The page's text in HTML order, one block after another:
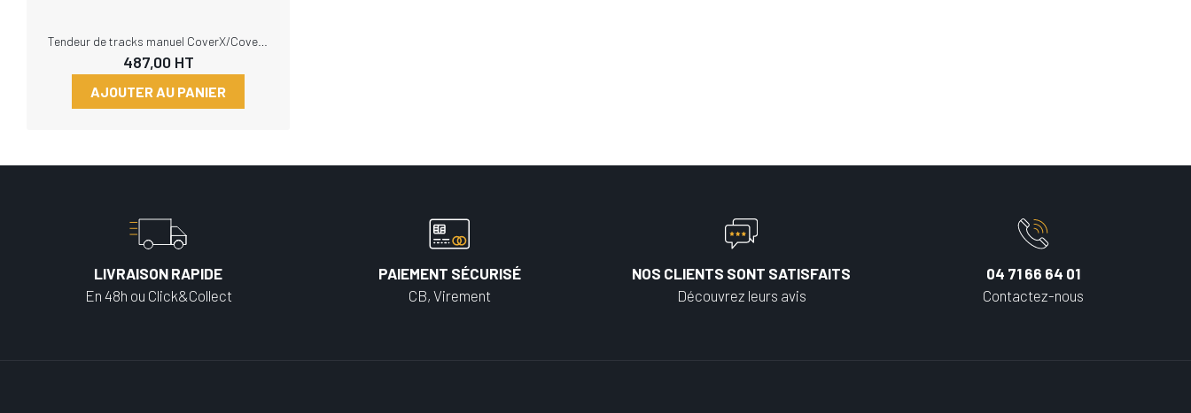
487,00HT
AJOUTER AU PANIER
LIVRAISON RAPIDE
En 48h ou Click&Collect
PAIEMENT SÉCURISÉ
CB, Virement
NOS CLIENTS SONT SATISFAITS
Découvrez leurs avis
04 71 66 64 01
Contactez-nous